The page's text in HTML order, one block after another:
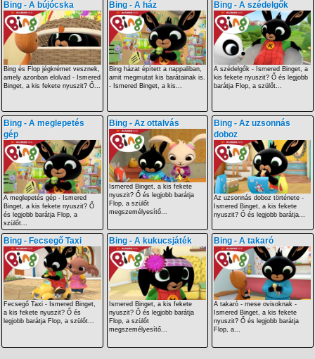
Bing - A bújócska
Bing és Flop jégkrémet vesznek,
amely azonban elolvad - Ismered
Binget, a kis fekete nyuszit? Ő...
Bing - A ház
Bing házat épített a nappaliban,
amit megmutat kis barátainak is.
- Ismered Binget, a kis...
Bing - A szédelgők
A szédelgők - Ismered Binget, a
kis fekete nyuszit? Ő és legjobb
barátja Flop, a szülőt...
Bing - A meglepetés
gép
A meglepetés gép - Ismered
Binget, a kis fekete nyuszit? Ő
és legjobb barátja Flop, a
szülőt...
Bing - Az ottalvás
Ismered Binget, a kis fekete
nyuszit? Ő és legjobb barátja
Flop, a szülőt
megszemélyesítő...
Bing - Az uzsonnás
doboz
Az uzsonnás doboz története -
Ismered Binget, a kis fekete
nyuszit? Ő és legjobb barátja...
Bing - Fecsegő Taxi
Fecsegő Taxi - Ismered Binget,
a kis fekete nyuszit? Ő és
legjobb barátja Flop, a szülőt...
Bing - A kukucsjáték
Ismered Binget, a kis fekete
nyuszit? Ő és legjobb barátja
Flop, a szülőt
megszemélyesítő...
Bing - A takaró
A takaró - mese ovisoknak -
Ismered Binget, a kis fekete
nyuszit? Ő és legjobb barátja
Flop, a...